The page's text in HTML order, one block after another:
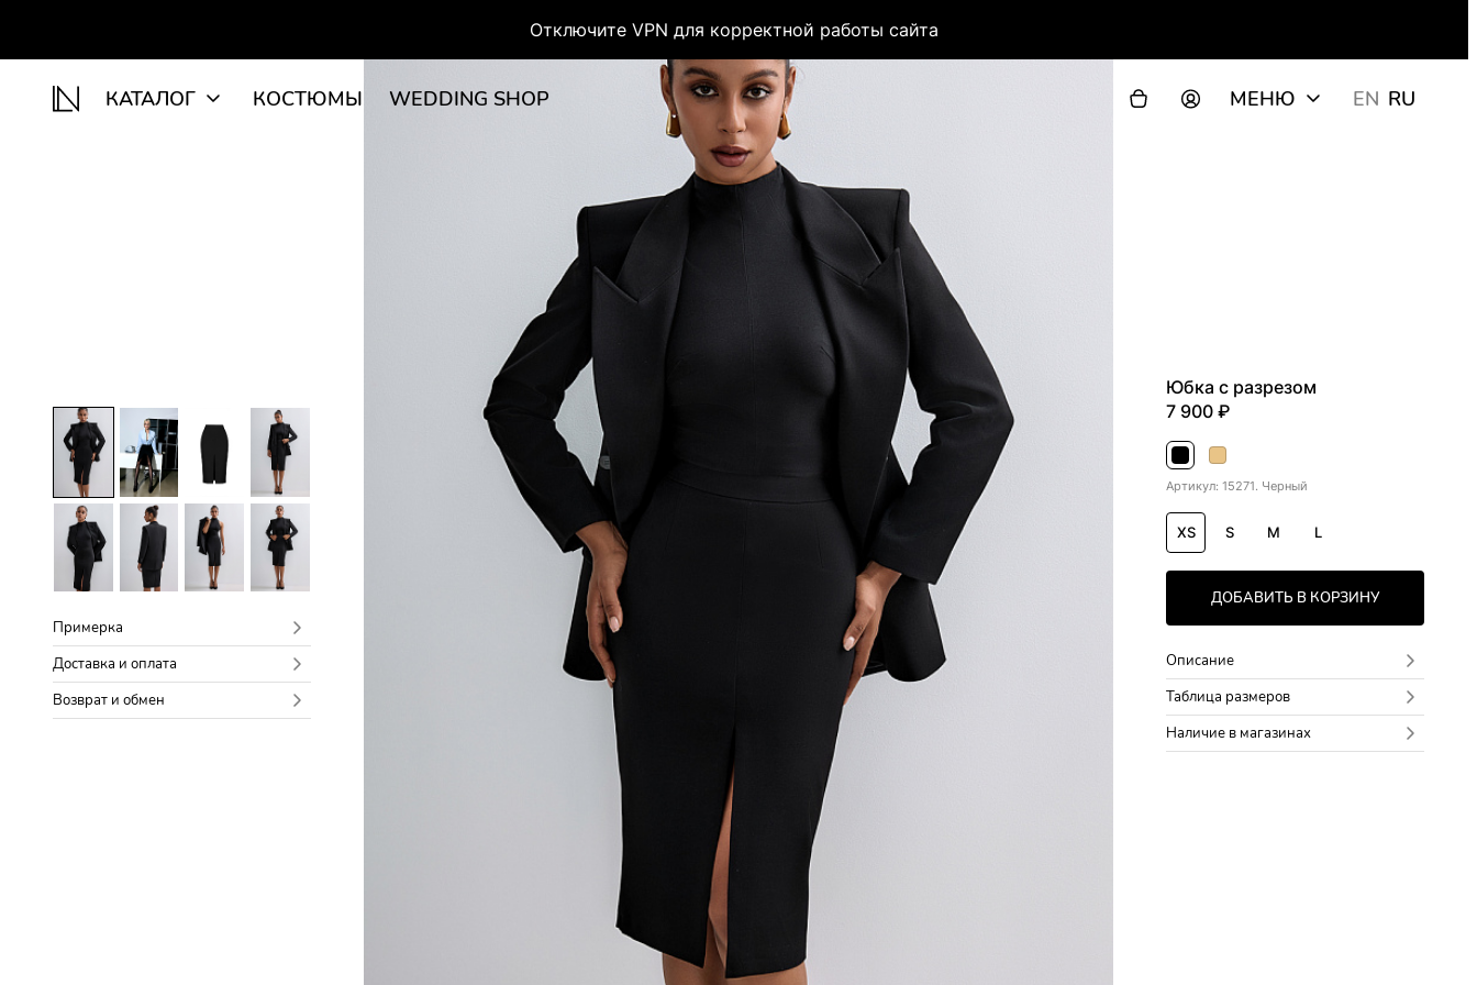
Отключите VPN для корректной работы сайта
КАТАЛОГ КОСТЮМЫ WEDDING SHOP МЕНЮ EN RU
Примерка
Доставка и оплата
Возврат и обмен
Юбка с разрезом
7 900
ЧерныйПесочный
Артикул: 15271. Черный
XS S M L
ДОБАВИТЬ В КОРЗИНУ
Описание
Таблица размеров
Наличие в магазинах